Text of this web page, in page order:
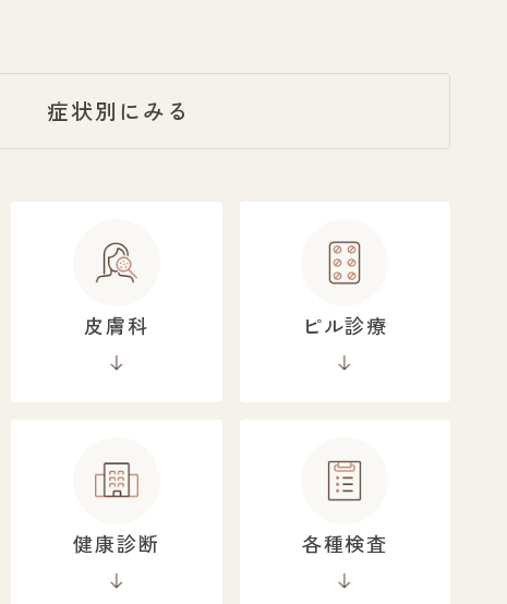
症状別にみる
皮膚科 ピル診療
健康診断 各種検査